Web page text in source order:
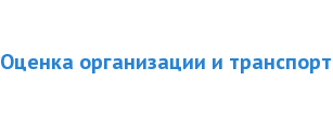
Оценка организации и